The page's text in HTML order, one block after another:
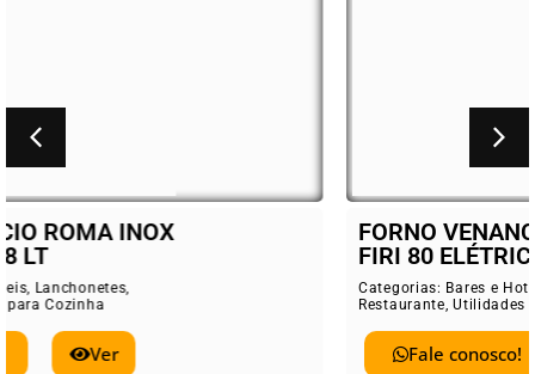
FORNO VENANCIO ROMA INOX
Categorias: Lanchonetes,
Restaurante